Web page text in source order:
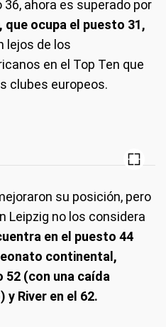
ahora es superado por
ocupa el puesto 31,
lejos de los
en el Top Ten que
clubes europeos.
su posición, pero
Leipzig no los considera
en el puesto 44
continental,
52 (con una caída
River en el 62.